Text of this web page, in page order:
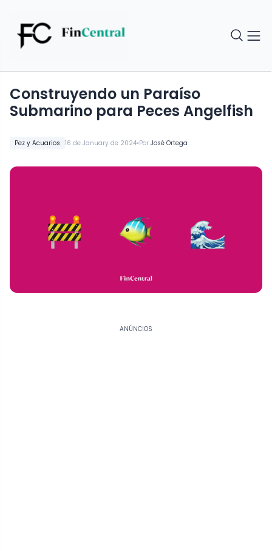
Pez y Acuarios 16 de January de 2024•Por José Ortega
Construyendo un Paraíso
Submarino para Peces Angelfish
ANÚNCIOS